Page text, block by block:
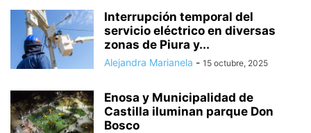
Interrupción temporal del
servicio eléctrico en diversas
zonas de Piura y...
Alejandra Marianela - 15 octubre, 2025
Enosa y Municipalidad de
Castilla iluminan parque Don
Bosco